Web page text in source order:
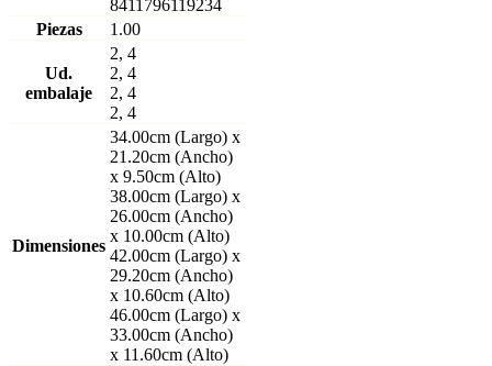
8411796119234
Piezas
1.00
Ud.
embalaje
2, 4
2, 4
2, 4
2, 4
Dimensiones
34.00cm (Largo) x
21.20cm (Ancho)
x 9.50cm (Alto)
38.00cm (Largo) x
26.00cm (Ancho)
x 10.00cm (Alto)
42.00cm (Largo) x
29.20cm (Ancho)
x 10.60cm (Alto)
46.00cm (Largo) x
33.00cm (Ancho)
x 11.60cm (Alto)